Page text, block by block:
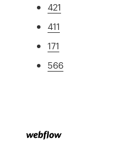
421
411
171
566